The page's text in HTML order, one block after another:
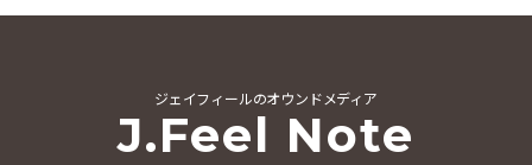
ジェイフィールのオウンドメディア
J.Feel Note